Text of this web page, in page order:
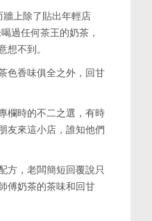
上除了貼出年輕店
過任何茶王的奶茶，
不到。
色香味俱全之外，回甘
欄時的不二之選，有時
友來這小店，誰知他們
方，老闆簡短回覆說只
傅奶茶的茶味和回甘